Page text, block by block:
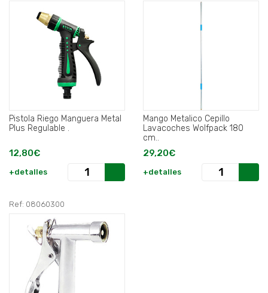
Pistola Riego Manguera Metal
Plus Regulable .
12,80€
+detalles
Mango Metalico Cepillo
Lavacoches Wolfpack 180
cm..
29,20€
+detalles
Ref: 08060300